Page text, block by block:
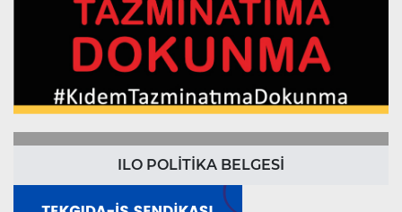
ILO POLİTİKA BELGESİ